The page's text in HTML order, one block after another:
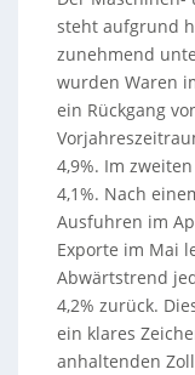
steht aufgrund
zunehmend
wurden Waren
ein Rückgang
4,9%. Im
4,1%. Nach
Ausfuhren im
Exporte im Mai
Abwärtstrend
4,2% zurück.
ein klares
anhaltenden